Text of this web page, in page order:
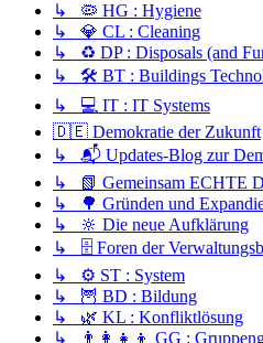
↳ 🦠 HG : Hygiene
↳ 💎 CL : Cleaning
↳ ♻️ DP : Disposals (and
↳ 🛠️ BT : Buildings
↳ 💻 IT : IT Systems
🇩🇪 Demokratie der Zukunft
↳ 📬 Updates-Blog zur
↳ 📗 Gemeinsam ECHTE
↳ 🌳 Gründen und
↳ 🔆 Die neue Aufklärung
↳ 🗄️ Foren der
↳ ⚙️ ST : System
↳ 🦉 BD : Bildung
↳ 🌿 KL : Konfliktlösung
↳ 👨‍👩‍👧‍👦 GG :